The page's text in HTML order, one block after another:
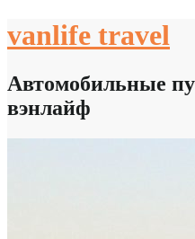
to
vanlife travel
Автомобильные
вэнлайф